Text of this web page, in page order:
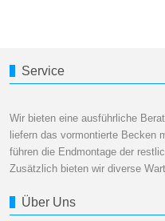
Service
Wir bieten eine ausführliche
liefern das vormontierte Becken
führen die Endmontage der
Zusätzlich bieten wir diverse
Über Uns